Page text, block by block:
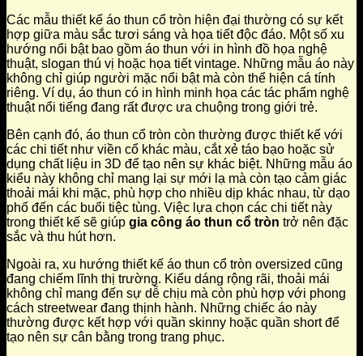
Các mẫu thiết kế áo thun cổ tròn hiện đại thường có sự kết
hợp giữa màu sắc tươi sáng và họa tiết độc đáo. Một số xu
hướng nổi bật bao gồm áo thun với in hình đồ họa nghệ
thuật, slogan thú vị hoặc họa tiết vintage. Những mẫu áo này
không chỉ giúp người mặc nổi bật mà còn thể hiện cá tính
riêng. Ví dụ, áo thun có in hình minh họa các tác phẩm nghệ
thuật nổi tiếng đang rất được ưa chuộng trong giới trẻ.
Bên cạnh đó, áo thun cổ tròn còn thường được thiết kế với
các chi tiết như viền cổ khác màu, cắt xẻ táo bạo hoặc sử
dụng chất liệu in 3D để tạo nên sự khác biệt. Những mẫu áo
kiểu này không chỉ mang lại sự mới lạ mà còn tạo cảm giác
thoải mái khi mặc, phù hợp cho nhiều dịp khác nhau, từ dạo
phố đến các buổi tiệc tùng. Việc lựa chọn các chi tiết này
trong thiết kế sẽ giúp gia công áo thun cổ tròn trở nên đặc
sắc và thu hút hơn.
Ngoài ra, xu hướng thiết kế áo thun cổ tròn oversized cũng
đang chiếm lĩnh thị trường. Kiểu dáng rộng rãi, thoải mái
không chỉ mang đến sự dễ chịu mà còn phù hợp với phong
cách streetwear đang thịnh hành. Những chiếc áo này
thường được kết hợp với quần skinny hoặc quần short để
tạo nên sự cân bằng trong trang phục.